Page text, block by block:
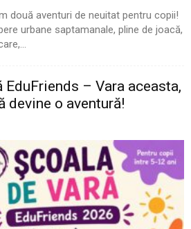
două aventuri de neuitat pentru copii!
urbane saptamanale, pline de joacă,
EduFriends – Vara aceasta,
devine o aventură!